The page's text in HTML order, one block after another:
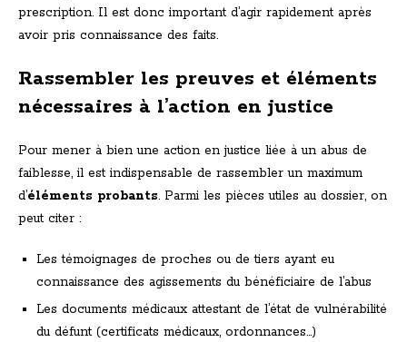
prescription. Il est donc important d’agir rapidement après
avoir pris connaissance des faits.
Rassembler les preuves et éléments
nécessaires à l’action en justice
Pour mener à bien une action en justice liée à un abus de
faiblesse, il est indispensable de rassembler un maximum
d’éléments probants. Parmi les pièces utiles au dossier, on
peut citer :
Les témoignages de proches ou de tiers ayant eu
connaissance des agissements du bénéficiaire de l’abus
Les documents médicaux attestant de l’état de vulnérabilité
du défunt (certificats médicaux, ordonnances…)